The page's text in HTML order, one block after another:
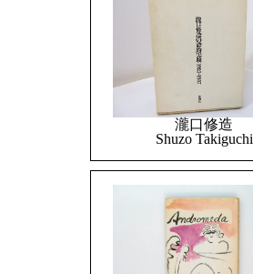
瀧口修造
Shuzo Takiguchi